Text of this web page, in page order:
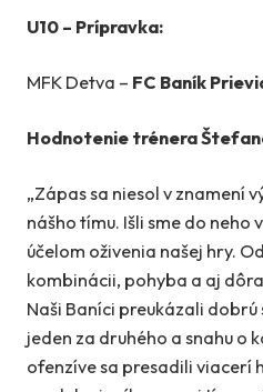
U10 – Prípravka:
MFK Detva – FC Baník
Hodnotenie trénera
„Zápas sa niesol v znamení
nášho tímu. Išli sme do neho
účelom oživenia našej hry.
kombinácii, pohyba a aj
Naši Baníci preukázali
jeden za druhého a snahu o
ofenzíve sa presadili viacerí